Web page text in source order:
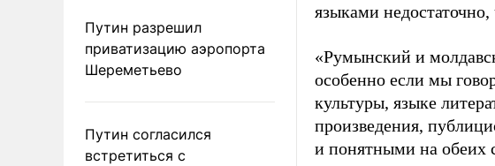
Путин разрешил
приватизацию аэропорта
Шереметьево
Путин согласился
встретиться с
языками
«Румынский и
особенно если мы
культуры, языке
произведения,
и понятными на обеих